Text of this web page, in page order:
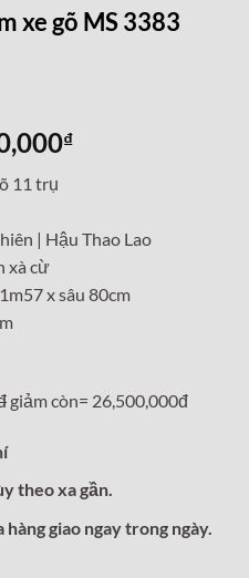
xe gõ MS 3383
₫Giá
26,500,000₫.
11 trụ
| Hậu Thao Lao
xà cừ
x sâu 80cm
giảm còn= 26,500,000đ
theo xa gần.
giao ngay trong ngày.